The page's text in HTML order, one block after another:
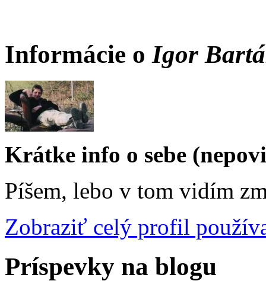
Informácie oIgor
Krátke info o sebe
Píšem, lebo v tom vidím
Zobraziť celý profil
Príspevky na blogu